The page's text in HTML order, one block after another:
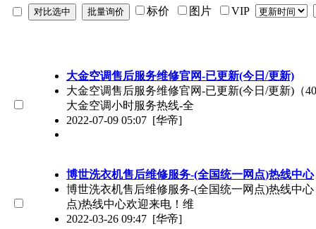
标价 图片 VIP
大金空调售后服务维修官网-已更新(今日/更新)
大金空调售后服务维修官网-已更新(今日/更新)（
大金空调小时服务热线-全
2022-07-09 05:07 [华帝]
博世洗衣机售后维修服务-(全国统一网点)热线中心
博世洗衣机售后维修服务-(全国统一网点)热线中
点)热线中心欢迎来电！维
2022-03-26 09:47 [华帝]